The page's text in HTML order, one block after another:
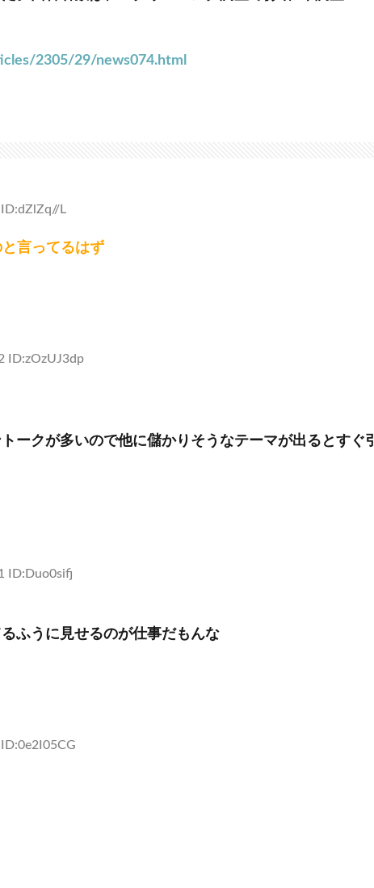
2305/29/news074.html
L
言ってるはず
ID:zOzUJ3dp
ークが多いので他に儲かりそうなテーマが出るとすぐ引
ID:Duo0sifj
ふうに見せるのが仕事だもんな